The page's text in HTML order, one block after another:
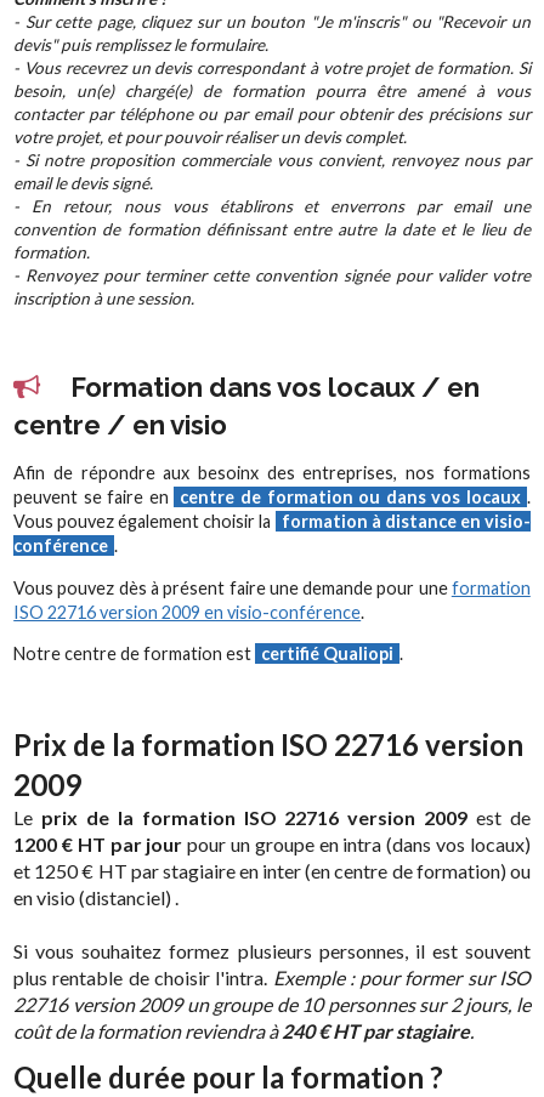
- Sur cette page, cliquez sur un bouton "Je m'inscris" ou "Recevoir un
devis" puis remplissez le formulaire.
- Vous recevrez un devis correspondant à votre projet de formation. Si
besoin, un(e) chargé(e) de formation pourra être amené à vous
contacter par téléphone ou par email pour obtenir des précisions sur
votre projet, et pour pouvoir réaliser un devis complet.
- Si notre proposition commerciale vous convient, renvoyez nous par
email le devis signé.
- En retour, nous vous établirons et enverrons par email une
convention de formation définissant entre autre la date et le lieu de
formation.
- Renvoyez pour terminer cette convention signée pour valider votre
inscription à une session.
Formation dans vos locaux / en
centre / en visio
Afin de répondre aux besoinx des entreprises, nos formations
peuvent se faire en
centre de formation ou dans vos locaux .
Vous pouvez également choisir la
formation à distance en visio-
conférence .
Vous pouvez dès à présent faire une demande pour uneformation
ISO 22716 version 2009 en visio-conférence.
Notre centre de formation est certifié Qualiopi .
Prix de la formation ISO 22716 version
2009
Le prix de la formation ISO 22716 version 2009 est de
1200 € HT par jour pour un groupe en intra (dans vos locaux)
et 1250 € HT par stagiaire en inter (en centre de formation) ou
en visio (distanciel) .
Si vous souhaitez formez plusieurs personnes, il est souvent
plus rentable de choisir l'intra. Exemple : pour former sur ISO
22716 version 2009 un groupe de 10 personnes sur 2 jours, le
coût de la formation reviendra à240 € HT par stagiaire.
Quelle durée pour la formation ?